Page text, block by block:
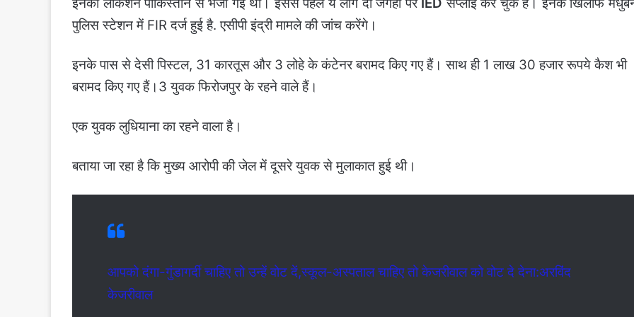
इनको लोकेशन पाकिस्तान से भेजी गई थी। इससे पहले ये लोग दो जगहों पर IED सप्लाई कर चुके हैं। इनके खिलाफ
पुलिस स्टेशन में FIR दर्ज हुई है. एसीपी इंद्री मामले की जांच करेंगे।
इनके पास से देसी पिस्टल, 31 कारतूस और 3 लोहे के कंटेनर बरामद किए गए हैं। साथ ही 1 लाख 30 हजार रूपये कैश भी
बरामद किए गए हैं।3 युवक फिरोजपुर के रहने वाले हैं।
एक युवक लुधियाना का रहने वाला है।
बताया जा रहा है कि मुख्य आरोपी की जेल में दूसरे युवक से मुलाकात हुई थी।
आपको दंगा-गुंडागर्दी चाहिए तो उन्हें वोट दें,स्कूल-अस्पताल चाहिए तो केजरीवाल को वोट दे देना:अरविंद
केजरीवाल